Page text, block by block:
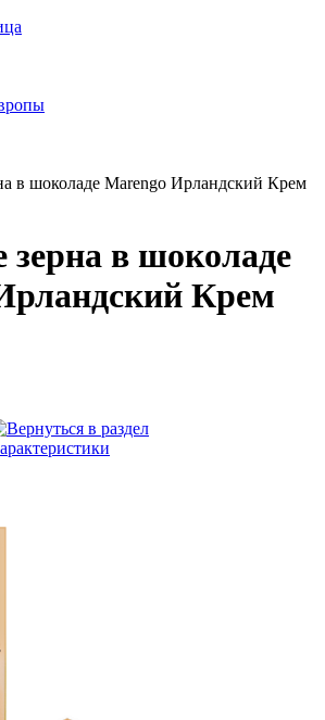
в шоколаде Marengo Ирландский Крем
в шоколаде
Крем